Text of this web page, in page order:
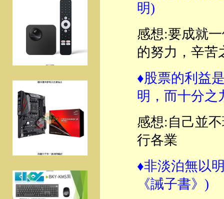
明)
感想:要成就
的努力，辛苦
♦股票的利益
明，而十分之
感想:自己並
行各業
♦非淡泊無以
《誡子書》)